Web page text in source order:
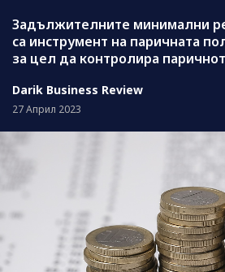
Задължителните минимални
са инструмент на паричната
за цел да контролира
Darik Business Review
27 Април 2023